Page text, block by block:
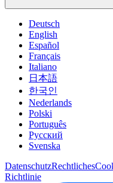
Deutsch
English
Español
Français
Italiano
日本語
한국인
Nederlands
Polski
Português
Pусский
Svenska
DatenschutzRechtliches
Richtlinie